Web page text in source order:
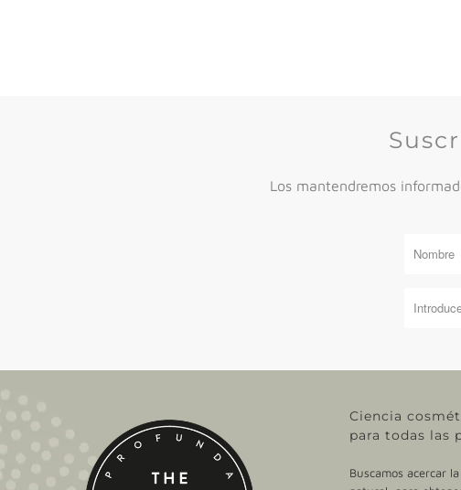
Los mantendremos
Ciencia
para todas las
Buscamos acercar